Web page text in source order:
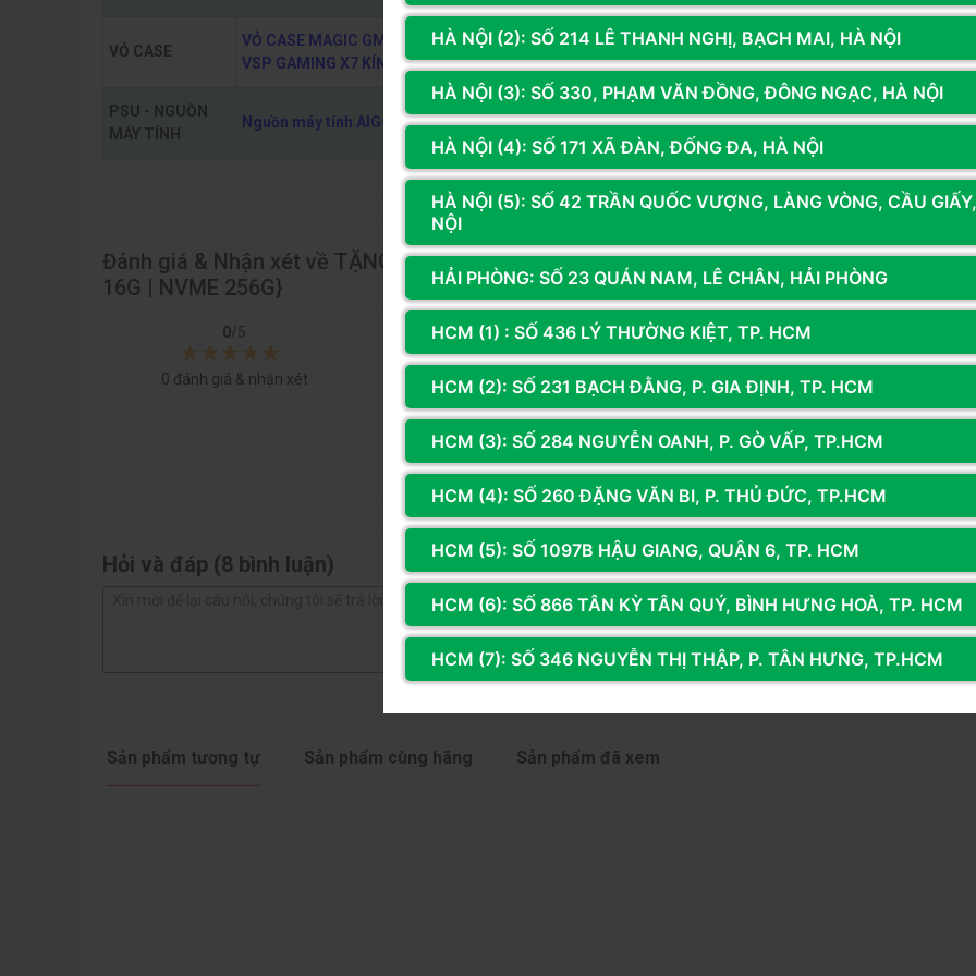
VỎ CASE
VỎ CASE MAGIC GM-02 HOẶC VỎ CASE KENOO ESPORT MK400 HOẶC VỎ CASE
VSP GAMING X7 KÍNH CONG ĐEN SẴN 3 FAN NHƯ HÌNH
12
Tháng
PSU - NGUỒN
MÁY TÍNH
Nguồn máy tính AIGO VK550 - 500W (Cáp dẹt màu đen) 1
36
Đánh giá & Nhận xét về TẶNG KÈM MÀN HÌNH 24 INCH {R5 5500 | GTX 1060 6G| Ram
16G | NVME 256G}
0/5
0 đánh giá & nhận xét
4 sao
1 sao
Bạn đã dùng sản phẩm này?
Gửi đánh giá của bạn
Hỏi và đáp (8 bình luận)
Sản phẩm tương tự Sản phẩm cùng hãng Sản phẩm đã xem
HÀ NỘI (2): SỐ 214 LÊ THANH NGHỊ, BẠCH MAI, HÀ NỘI
HÀ NỘI (3): SỐ 330, PHẠM VĂN ĐỒNG, ĐÔNG NGẠC, HÀ NỘI
HÀ NỘI (4): SỐ 171 XÃ ĐÀN, ĐỐNG ĐA, HÀ NỘI
HÀ NỘI (5): SỐ 42 TRẦN QUỐC VƯỢNG, LÀNG VÒNG, CẦU
NỘI
HẢI PHÒNG: SỐ 23 QUÁN NAM, LÊ CHÂN, HẢI PHÒNG
HCM (1) : SỐ 436 LÝ THƯỜNG KIỆT, TP. HCM
HCM (2): SỐ 231 BẠCH ĐẰNG, P. GIA ĐỊNH, TP. HCM
HCM (3): SỐ 284 NGUYỄN OANH, P. GÒ VẤP, TP.HCM
HCM (4): SỐ 260 ĐẶNG VĂN BI, P. THỦ ĐỨC, TP.HCM
HCM (5): SỐ 1097B HẬU GIANG, QUẬN 6, TP. HCM
HCM (6): SỐ 866 TÂN KỲ TÂN QUÝ, BÌNH HƯNG HOÀ, TP. HCM
HCM (7): SỐ 346 NGUYỄN THỊ THẬP, P. TÂN HƯNG, TP.HCM